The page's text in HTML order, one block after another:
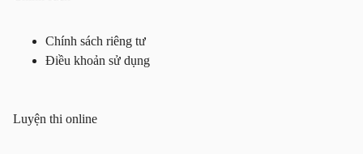
Chính sách riêng tư
Điều khoản sử dụng
Luyện thi online